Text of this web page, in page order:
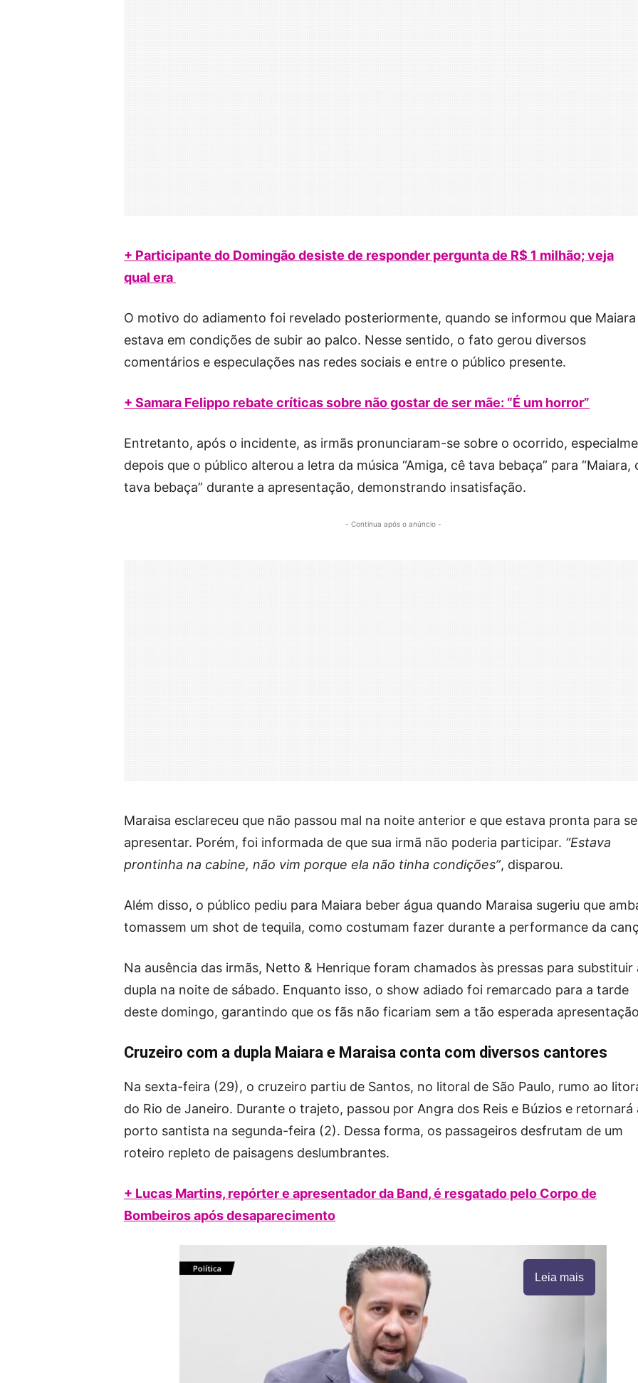
+ Participante do Domingão desiste de responder pergunta de R$ 1 milhão; veja
qual era
O motivo do adiamento foi revelado posteriormente, quando se informou que
estava em condições de subir ao palco. Nesse sentido, o fato gerou diversos
comentários e especulações nas redes sociais e entre o público presente.
+ Samara Felippo rebate críticas sobre não gostar de ser mãe: “É um horror”
Entretanto, após o incidente, as irmãs pronunciaram-se sobre o ocorrido,
depois que o público alterou a letra da música “Amiga, cê tava bebaça” para “Maiara,
tava bebaça” durante a apresentação, demonstrando insatisfação.
- Continua após o anúncio -
Maraisa esclareceu que não passou mal na noite anterior e que estava pronta para se
apresentar. Porém, foi informada de que sua irmã não poderia participar. “Estava
prontinha na cabine, não vim porque ela não tinha condições”, disparou.
Além disso, o público pediu para Maiara beber água quando Maraisa sugeriu que
tomassem um shot de tequila, como costumam fazer durante a performance da
Na ausência das irmãs, Netto & Henrique foram chamados às pressas para substituir
dupla na noite de sábado. Enquanto isso, o show adiado foi remarcado para a tarde
deste domingo, garantindo que os fãs não ficariam sem a tão esperada
Cruzeiro com a dupla Maiara e Maraisa conta com diversos cantores
Na sexta-feira (29), o cruzeiro partiu de Santos, no litoral de São Paulo, rumo ao
do Rio de Janeiro. Durante o trajeto, passou por Angra dos Reis e Búzios e retornará
porto santista na segunda-feira (2). Dessa forma, os passageiros desfrutam de um
roteiro repleto de paisagens deslumbrantes.
+ Lucas Martins, repórter e apresentador da Band, é resgatado pelo Corpo de
Bombeiros após desaparecimento
Leia mais